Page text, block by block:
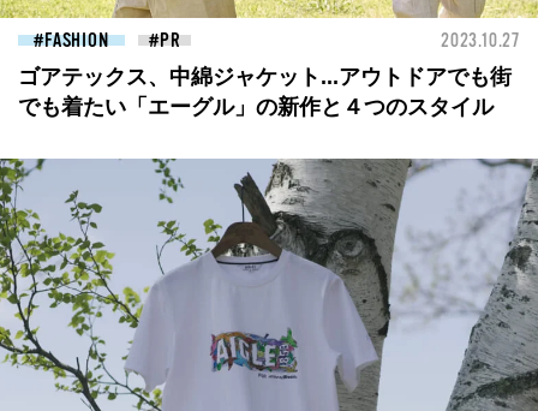
FASHION 2023.10.27
ゴアテックス、中綿ジャケット...アウトドアでも街
でも着たい「エーグル」の新作と４つのスタイル